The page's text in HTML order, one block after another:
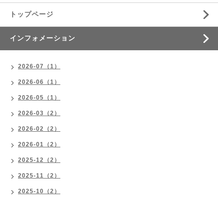
トップページ
インフォメーション
2026-07（1）
2026-06（1）
2026-05（1）
2026-03（2）
2026-02（2）
2026-01（2）
2025-12（2）
2025-11（2）
2025-10（2）